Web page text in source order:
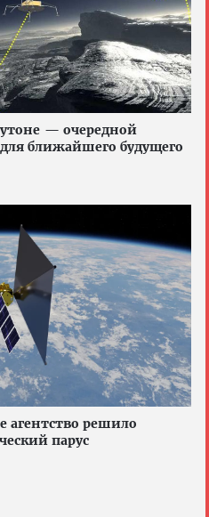
— очередной
ближайшего будущего
агентство решило
парус